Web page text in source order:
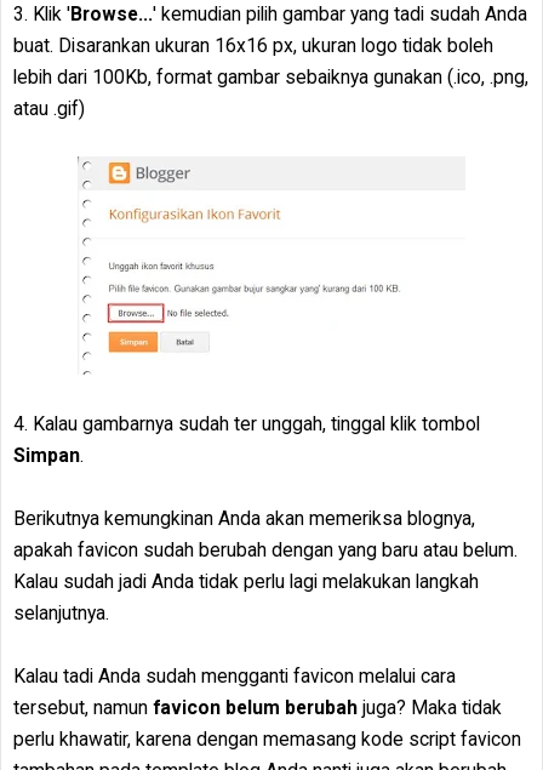
3. Klik 'Browse...' kemudian pilih gambar yang tadi sudah Anda
buat. Disarankan ukuran 16x16 px, ukuran logo tidak boleh
lebih dari 100Kb, format gambar sebaiknya gunakan (.ico, .png,
atau .gif)
4. Kalau gambarnya sudah ter unggah, tinggal klik tombol
Simpan.
Berikutnya kemungkinan Anda akan memeriksa blognya,
apakah favicon sudah berubah dengan yang baru atau belum.
Kalau sudah jadi Anda tidak perlu lagi melakukan langkah
selanjutnya.
Kalau tadi Anda sudah mengganti favicon melalui cara
tersebut, namun favicon belum berubah juga? Maka tidak
perlu khawatir, karena dengan memasang kode script favicon